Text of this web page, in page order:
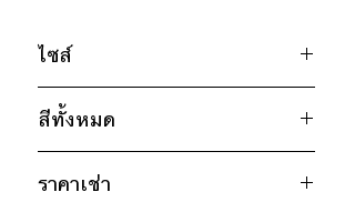
ไซส์
ไซส์ : M
เอว 28" / สะโพก 32" / ยาว 11"
* สินค้าจริงอาจมีขนาดคลาดเคลื่อน 2-3
นิ้ว
สีทั้งหมด
ราคาเช่า